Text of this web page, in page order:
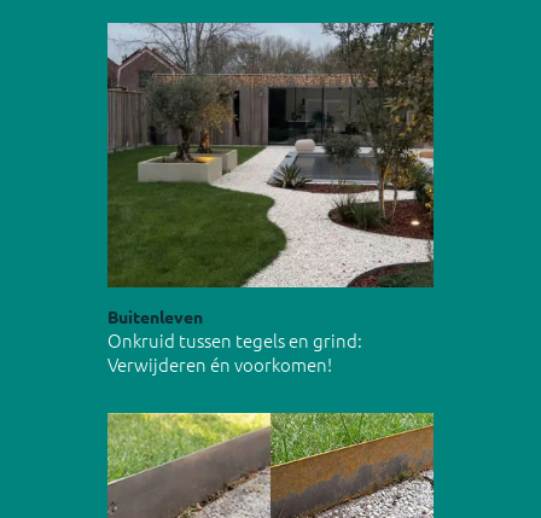
Buitenleven
Onkruid tussen tegels en grind:
Verwijderen én voorkomen!